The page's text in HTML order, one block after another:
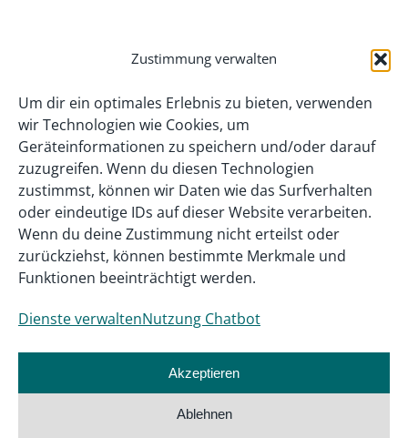
Zustimmung verwalten
Um dir ein optimales Erlebnis zu bieten, verwenden
wir Technologien wie Cookies, um
Geräteinformationen zu speichern und/oder darauf
zuzugreifen. Wenn du diesen Technologien
zustimmst, können wir Daten wie das Surfverhalten
oder eindeutige IDs auf dieser Website verarbeiten.
Wenn du deine Zustimmung nicht erteilst oder
zurückziehst, können bestimmte Merkmale und
Funktionen beeinträchtigt werden.
Dienste verwaltenNutzung Chatbot
Akzeptieren
Ablehnen
Gefördert als InnoVET PLUS-Projekt aus
Bildung, Familie, Senioren, Frauen und
Jugend.